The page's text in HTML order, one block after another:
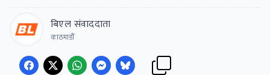
बिएल संवाददाता
काठमाडाैँ